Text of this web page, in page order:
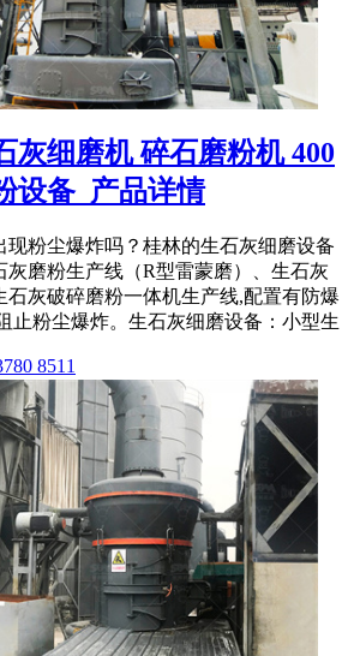
灰细磨机 碎石磨粉机 400
设备_产品详情
现粉尘爆炸吗？桂林的生石灰细磨设备
灰磨粉生产线（R型雷蒙磨）、生石灰
石灰破碎磨粉一体机生产线,配置有防爆
止粉尘爆炸。生石灰细磨设备：小型生
8511